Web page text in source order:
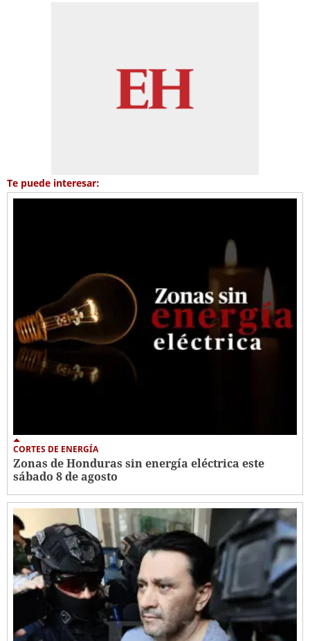
Te puede interesar:
CORTES DE ENERGÍA
Zonas de Honduras sin energía eléctrica este
sábado 8 de agosto